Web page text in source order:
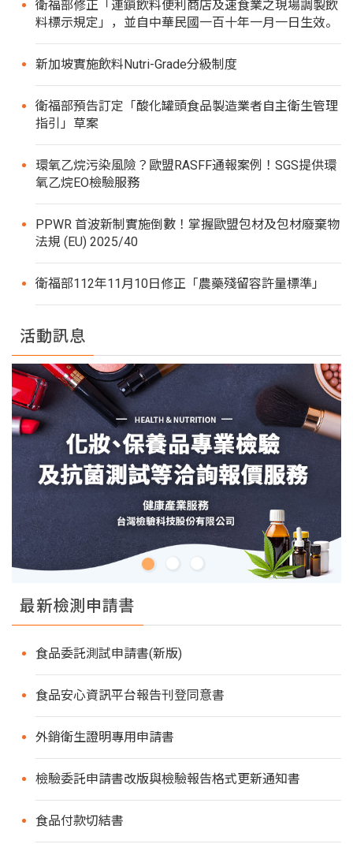
衛福部修正「連鎖飲料便利商店及速食業之現場調製飲
料標示規定」，並自中華民國一百十年一月一日生效。
新加坡實施飲料Nutri-Grade分級制度
衛福部預告訂定「酸化罐頭食品製造業者自主衛生管理
指引」草案
環氧乙烷污染風險？歐盟RASFF通報案例！SGS提供環
氧乙烷EO檢驗服務
PPWR 首波新制實施倒數！掌握歐盟包材及包材廢棄物
法規 (EU) 2025/40
衛福部112年11月10日修正「農藥殘留容許量標準」
活動訊息
最新檢測申請書
食品委託測試申請書(新版)
食品安心資訊平台報告刊登同意書
外銷衛生證明專用申請書
檢驗委託申請書改版與檢驗報告格式更新通知書
食品付款切結書